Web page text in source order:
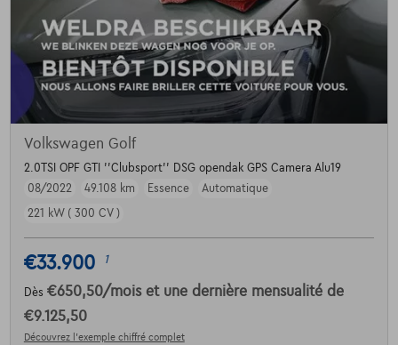
Volkswagen Golf
2.0TSI OPF GTI ''Clubsport'' DSG opendak GPS Camera Alu19
08/2022
49.108 km Essence
Automatique
221 kW ( 300 CV )
€33.900 1
Dès €650,50/mois et une dernière mensualité de
€9.125,50
Découvrez l’exemple chiffré complet